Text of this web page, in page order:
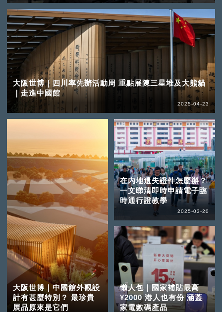
大阪世博｜四川率先辦活動周 重點展陳三星堆及大熊貓
｜走進中國館
2025-04-23
大阪世博｜中國館外觀設
計有甚麼特別？ 最珍貴
展品原來是它們
在內地遺失證件怎麼辦？
一文睇清即時申請電子臨
時通行證教學
2025-03-20
懶人包｜國家補貼最高
¥2000 港人也有份 涵蓋
家電數碼產品